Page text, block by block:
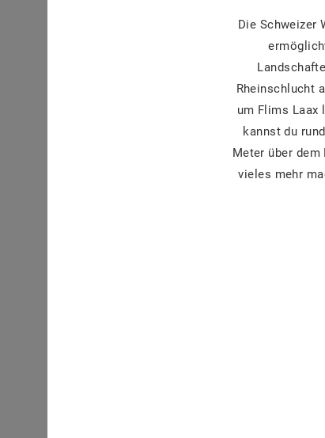
Die Schweizer
Rheinschlucht
um Flims Laax
kannst du
Meter über
vieles mehr